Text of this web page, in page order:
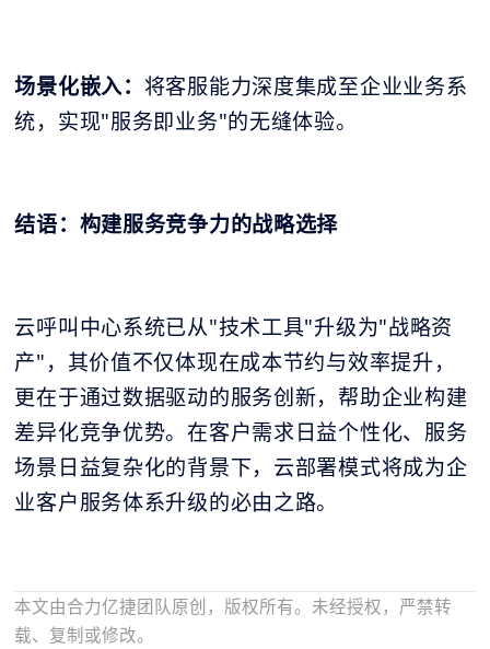
场景化嵌入： 将客服能力深度集成至企业业务系
统，实现"服务即业务"的无缝体验。
结语：构建服务竞争力的战略选择
云呼叫中心系统已从"技术工具"升级为"战略资
产"，其价值不仅体现在成本节约与效率提升，
更在于通过数据驱动的服务创新，帮助企业构建
差异化竞争优势。在客户需求日益个性化、服务
场景日益复杂化的背景下，云部署模式将成为企
业客户服务体系升级的必由之路。
本文由合力亿捷团队原创，版权所有。未经授权，严禁转
载、复制或修改。